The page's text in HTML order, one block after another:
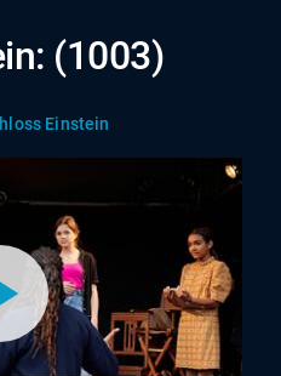
(1003)
Einstein